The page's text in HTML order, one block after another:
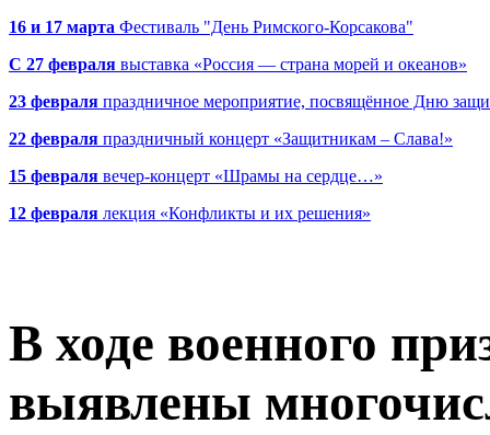
16 и 17 марта Фестиваль "День Римского-Корсакова"
С 27 февраля выставка «Россия — страна морей и океанов»
23 февраля праздничное мероприятие, посвящённое Дню
22 февраля праздничный концерт «Защитникам – Слава!»
15 февраля вечер-концерт «Шрамы на сердце…»
12 февраля лекция «Конфликты и их решения»
В ходе военного
выявлены